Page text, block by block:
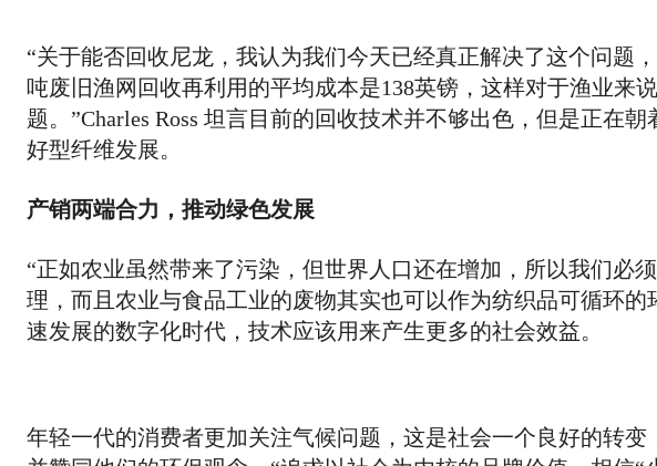
“关于能否回收尼龙，我认为我们今天已经真正解决了这个问题
吨废旧渔网回收再利用的平均成本是138英镑，这样对于渔业来
题。”Charles Ross 坦言目前的回收技术并不够出色，但是正在
好型纤维发展。
产销两端合力，推动绿色发展
“正如农业虽然带来了污染，但世界人口还在增加，所以我们必
理，而且农业与食品工业的废物其实也可以作为纺织品可循环的
速发展的数字化时代，技术应该用来产生更多的社会效益。
年轻一代的消费者更加关注气候问题，这是社会一个良好的转变